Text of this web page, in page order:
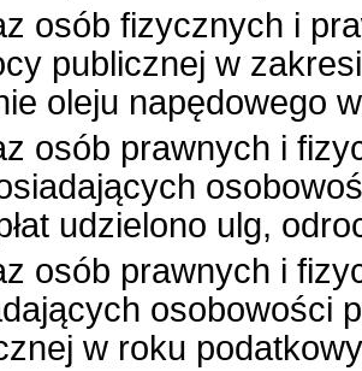
osób fizycznych i
publicznej w
oleju napędowego
osób prawnych i
udzielono ulg,
osób prawnych i
osobowości
w roku